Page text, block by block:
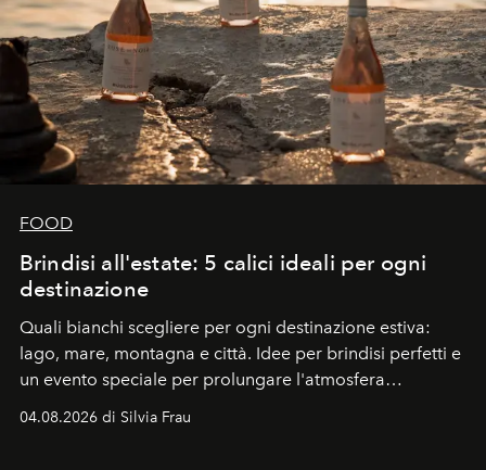
FOOD
Brindisi all'estate: 5 calici ideali per ogni
destinazione
Quali bianchi scegliere per ogni destinazione estiva:
lago, mare, montagna e città. Idee per brindisi perfetti e
un evento speciale per prolungare l'atmosfera
04.08.2026 di Silvia Frau